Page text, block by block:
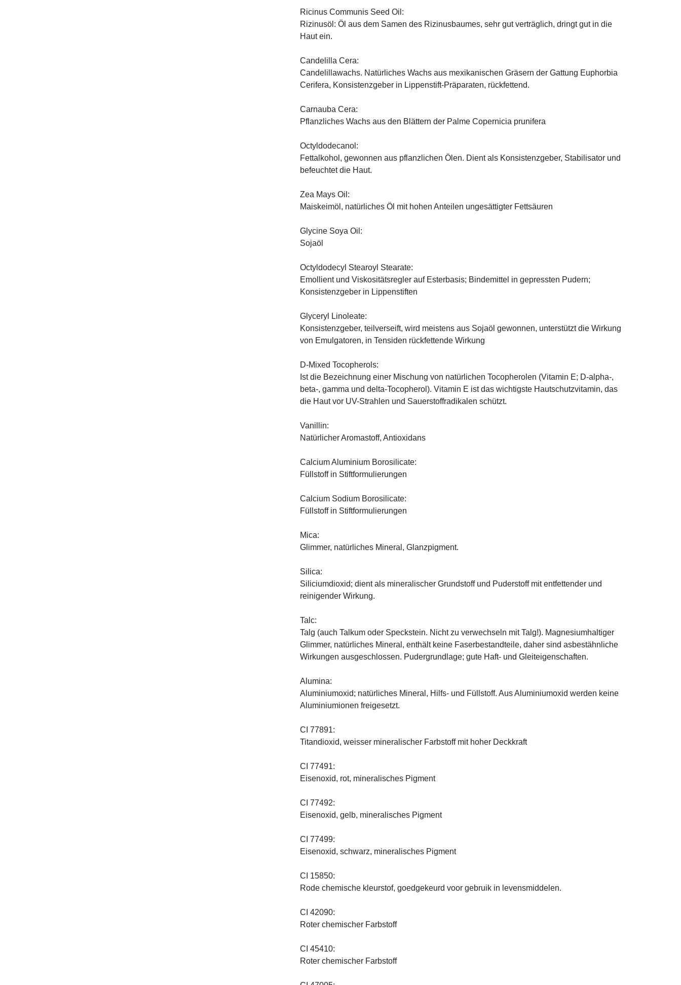
Ricinus Communis Seed Oil:
Rizinusöl: Öl aus dem Samen des Rizinusbaumes, sehr gut verträglich, dringt gut in die
Haut ein.
Candelilla Cera:
Candelillawachs. Natürliches Wachs aus mexikanischen Gräsern der Gattung Euphorbia
Cerifera, Konsistenzgeber in Lippenstift-Präparaten, rückfettend.
Carnauba Cera:
Pflanzliches Wachs aus den Blättern der Palme Copernicia prunifera
Octyldodecanol:
Fettalkohol, gewonnen aus pflanzlichen Ölen. Dient als Konsistenzgeber, Stabilisator und
befeuchtet die Haut.
Zea Mays Oil:
Maiskeimöl, natürliches Öl mit hohen Anteilen ungesättigter Fettsäuren
Glycine Soya Oil:
Sojaöl
Octyldodecyl Stearoyl Stearate:
Emollient und Viskositätsregler auf Esterbasis; Bindemittel in gepressten Pudern;
Konsistenzgeber in Lippenstiften
Glyceryl Linoleate:
Konsistenzgeber, teilverseift, wird meistens aus Sojaöl gewonnen, unterstützt die Wirkung
von Emulgatoren, in Tensiden rückfettende Wirkung
D-Mixed Tocopherols:
Ist die Bezeichnung einer Mischung von natürlichen Tocopherolen (Vitamin E; D-alpha-,
beta-, gamma und delta-Tocopherol). Vitamin E ist das wichtigste Hautschutzvitamin, das
die Haut vor UV-Strahlen und Sauerstoffradikalen schützt.
Vanillin:
Natürlicher Aromastoff, Antioxidans
Calcium Aluminium Borosilicate:
Füllstoff in Stiftformulierungen
Calcium Sodium Borosilicate:
Füllstoff in Stiftformulierungen
Mica:
Glimmer, natürliches Mineral, Glanzpigment.
Silica:
Siliciumdioxid; dient als mineralischer Grundstoff und Puderstoff mit entfettender und
reinigender Wirkung.
Talc:
Talg (auch Talkum oder Speckstein. Nicht zu verwechseln mit Talg!). Magnesiumhaltiger
Glimmer, natürliches Mineral, enthält keine Faserbestandteile, daher sind asbestähnliche
Wirkungen ausgeschlossen. Pudergrundlage; gute Haft- und Gleiteigenschaften.
Alumina:
Aluminiumoxid; natürliches Mineral, Hilfs- und Füllstoff. Aus Aluminiumoxid werden keine
Aluminiumionen freigesetzt.
CI 77891:
Titandioxid, weisser mineralischer Farbstoff mit hoher Deckkraft
CI 77491:
Eisenoxid, rot, mineralisches Pigment
CI 77492:
Eisenoxid, gelb, mineralisches Pigment
CI 77499:
Eisenoxid, schwarz, mineralisches Pigment
CI 15850:
Rode chemische kleurstof, goedgekeurd voor gebruik in levensmiddelen.
CI 42090:
Roter chemischer Farbstoff
CI 45410:
Roter chemischer Farbstoff